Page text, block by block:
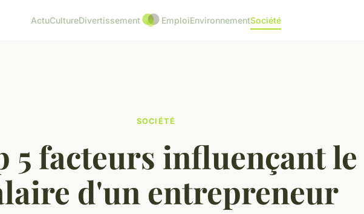
ActuCultureDivertissement EmploiEnvironnementSociété
SOCIÉTÉ
5 facteurs influençant le
d'un entrepreneur